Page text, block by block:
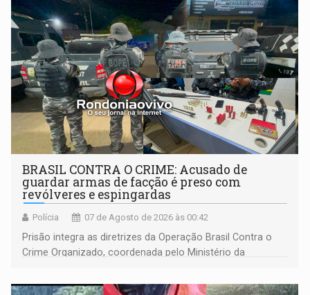
BRASIL CONTRA O CRIME: Acusado de
guardar armas de facção é preso com
revólveres e espingardas
Polícia 07 de Agosto de 2026 às 00:42
Prisão integra as diretrizes da Operação Brasil Contra o
Crime Organizado, coordenada pelo Ministério da